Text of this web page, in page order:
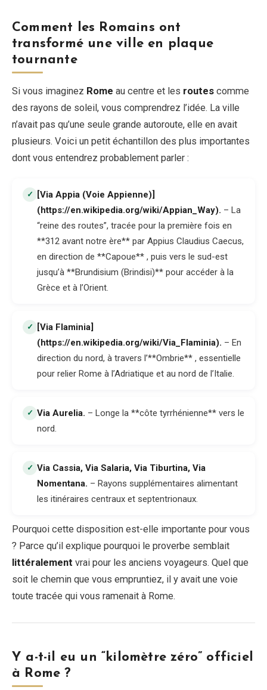
Comment les Romains ont
transformé une ville en plaque
tournante
Si vous imaginez Rome au centre et les routes comme
des rayons de soleil, vous comprendrez l’idée. La ville
n’avait pas qu’une seule grande autoroute, elle en avait
plusieurs. Voici un petit échantillon des plus importantes
dont vous entendrez probablement parler :
✓
[Via Appia (Voie Appienne)]
(https://en.wikipedia.org/wiki/Appian_Way). – La
“reine des routes”, tracée pour la première fois en
**312 avant notre ère** par Appius Claudius Caecus,
en direction de **Capoue** , puis vers le sud-est
jusqu’à **Brundisium (Brindisi)** pour accéder à la
Grèce et à l’Orient.
✓
[Via Flaminia]
(https://en.wikipedia.org/wiki/Via_Flaminia). – En
direction du nord, à travers l’**Ombrie** , essentielle
pour relier Rome à l’Adriatique et au nord de l’Italie.
✓ Via Aurelia. – Longe la **côte tyrrhénienne** vers le
nord.
✓ Via Cassia, Via Salaria, Via Tiburtina, Via
Nomentana. – Rayons supplémentaires alimentant
les itinéraires centraux et septentrionaux.
Pourquoi cette disposition est-elle importante pour vous
? Parce qu’il explique pourquoi le proverbe semblait
littéralement vrai pour les anciens voyageurs. Quel que
soit le chemin que vous empruntiez, il y avait une voie
toute tracée qui vous ramenait à Rome.
Y a-t-il eu un “kilomètre zéro” officiel
à Rome ?